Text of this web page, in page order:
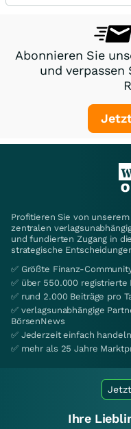
Abonnieren Sie
und verpassen
Profitieren Sie von
zentralen
und fundierten Zugang in
strategische
✅ Größte Finanz-
✅ über 550.000 registrierte
✅ rund 2.000 Beiträge pro
✅ verlagsunabhängige
BörsenNews
✅ Jederzeit einfach
✅ mehr als 25 Jahre
Ihre